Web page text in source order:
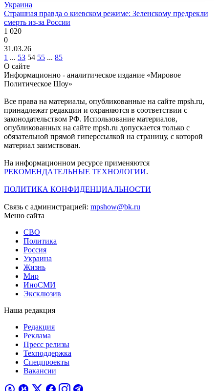
Украина
Страшная правда о киевском режиме: Зеленскому предрекли
смерть из-за России
1 020
0
31.03.26
1 ... 53 54 55 ... 85
О сайте
Информационно - аналитическое издание «Мировое
Политическое Шоу»
Все права на материалы, опубликованные на сайте mpsh.ru,
принадлежат редакции и охраняются в соответствии с
законодательством РФ. Использование материалов,
опубликованных на сайте mpsh.ru допускается только с
обязательной прямой гиперссылкой на страницу, с которой
материал заимствован.
На информационном ресурсе применяются
РЕКОМЕНДАТЕЛЬНЫЕ ТЕХНОЛОГИИ.
ПОЛИТИКА КОНФИДЕНЦИАЛЬНОСТИ
Связь с администрацией: mpshow@bk.ru
Меню сайта
СВО
Политика
Россия
Украина
Жизнь
Мир
ИноСМИ
Эксклюзив
Наша редакция
Редакция
Реклама
Пресс релизы
Техподдержка
Спецпроекты
Вакансии